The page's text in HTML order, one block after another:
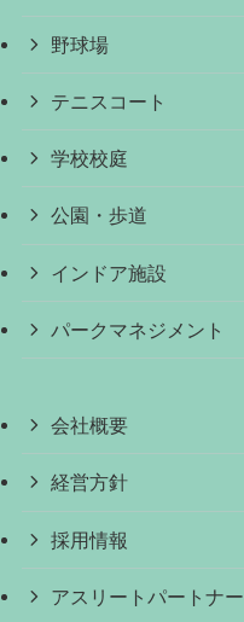
野球場
テニスコート
学校校庭
公園・歩道
インドア施設
パークマネジメント
会社概要
経営方針
採用情報
アスリートパートナー